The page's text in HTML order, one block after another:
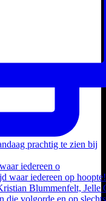
iedereen o